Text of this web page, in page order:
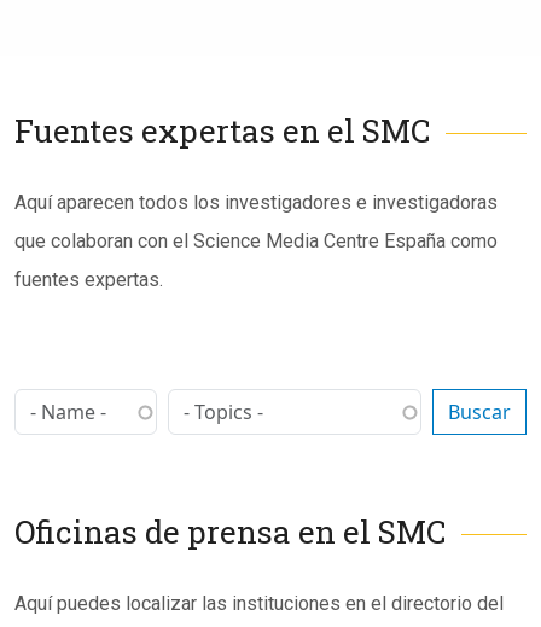
Fuentes expertas en el SMC
Subtítulo
Aquí aparecen todos los investigadores e investigadoras
que colaboran con el Science Media Centre España como
fuentes expertas.
Oficinas de prensa en el SMC
Subtítulo
Aquí puedes localizar las instituciones en el directorio del